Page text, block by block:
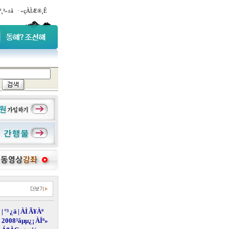
· »çÀÌÆ®¸Ê
| °³ ¿ä | ÀÌ Ã¥Àº
2008³âµµ¿¡ ÀÏº»